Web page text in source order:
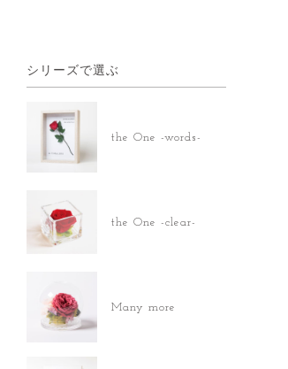
シリーズで選ぶ
the One -words-
the One -clear-
Many more